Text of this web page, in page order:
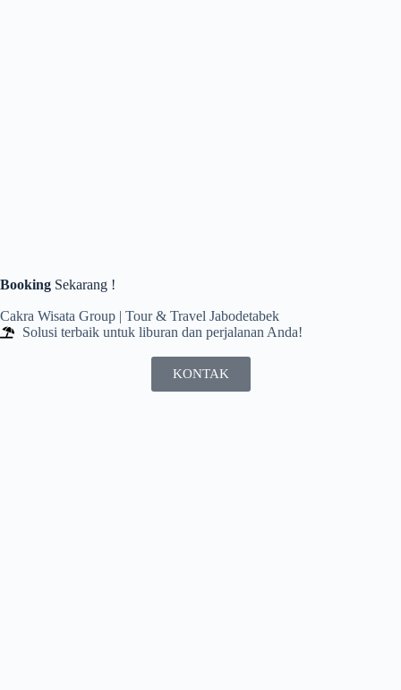
Booking Sekarang !
Cakra Wisata Group | Tour & Travel Jabodetabek
Solusi terbaik untuk liburan dan perjalanan Anda!
KONTAK